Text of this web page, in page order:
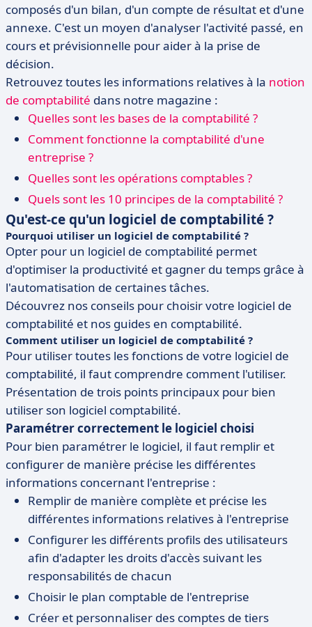
composés d'un bilan, d'un compte de résultat et d'une
annexe. C'est un moyen d'analyser l'activité passé, en
cours et prévisionnelle pour aider à la prise de
décision.
Retrouvez toutes les informations relatives à la notion
de comptabilité dans notre magazine :
Quelles sont les bases de la comptabilité ?
Comment fonctionne la comptabilité d'une
entreprise ?
Quelles sont les opérations comptables ?
Quels sont les 10 principes de la comptabilité ?
Qu'est-ce qu'un logiciel de comptabilité ?
Pourquoi utiliser un logiciel de comptabilité ?
Opter pour un logiciel de comptabilité permet
d'optimiser la productivité et gagner du temps grâce à
l'automatisation de certaines tâches.
Découvrez nos conseils pour choisir votre logiciel de
comptabilité et nos guides en comptabilité.
Comment utiliser un logiciel de comptabilité ?
Pour utiliser toutes les fonctions de votre logiciel de
comptabilité, il faut comprendre comment l'utiliser.
Présentation de trois points principaux pour bien
utiliser son logiciel comptabilité.
Paramétrer correctement le logiciel choisi
Pour bien paramétrer le logiciel, il faut remplir et
configurer de manière précise les différentes
informations concernant l'entreprise :
Remplir de manière complète et précise les
différentes informations relatives à l'entreprise
Configurer les différents profils des utilisateurs
afin d'adapter les droits d'accès suivant les
responsabilités de chacun
Choisir le plan comptable de l'entreprise
Créer et personnaliser des comptes de tiers